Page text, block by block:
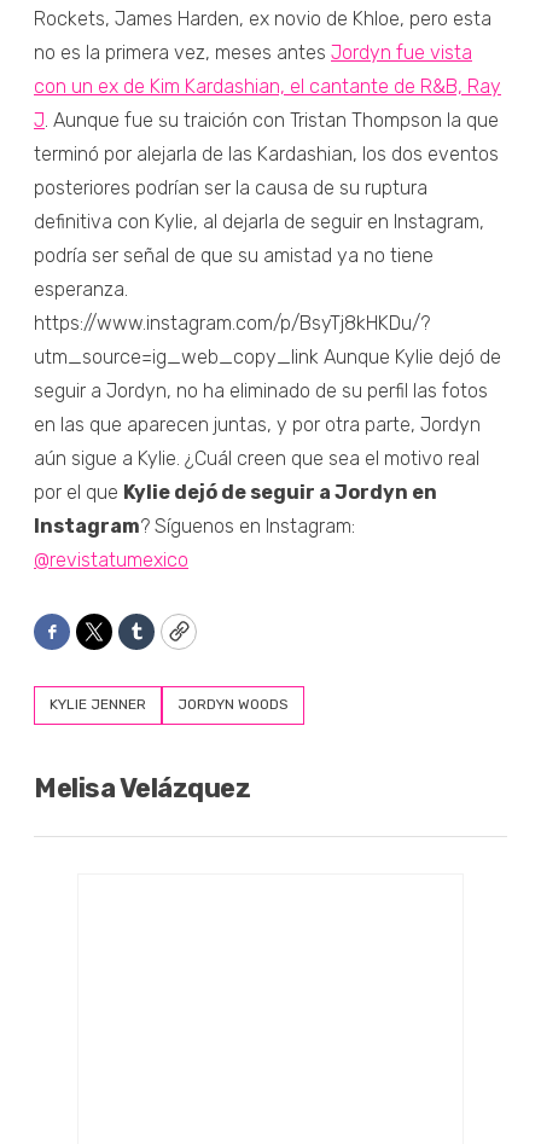
Rockets, James Harden, ex novio de Khloe, pero esta
no es la primera vez, meses antes Jordyn fue vista
con un ex de Kim Kardashian, el cantante de R&B, Ray
J . Aunque fue su traición con Tristan Thompson la que
terminó por alejarla de las Kardashian, los dos eventos
posteriores podrían ser la causa de su ruptura
definitiva con Kylie, al dejarla de seguir en Instagram,
podría ser señal de que su amistad ya no tiene
esperanza.
https://www.instagram.com/p/BsyTj8kHKDu/?
utm_source=ig_web_copy_link Aunque Kylie dejó de
seguir a Jordyn, no ha eliminado de su perfil las fotos
en las que aparecen juntas, y por otra parte, Jordyn
aún sigue a Kylie. ¿Cuál creen que sea el motivo real
por el que Kylie dejó de seguir a Jordyn en
Instagram? Síguenos en Instagram:
@revistatumexico
Facebook
TwitterTumblrCopy
KYLIE JENNER JORDYN WOODS
Melisa Velázquez